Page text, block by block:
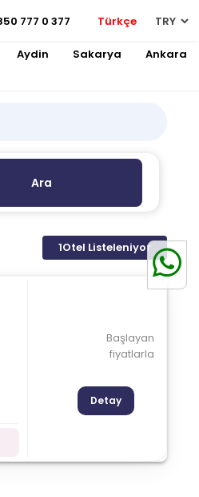
777 0 377 Türkçe
Aydin Sakarya Ankara
Ara
1Otel Listeleniyor
Başlayan
fiyatlarla
Detay